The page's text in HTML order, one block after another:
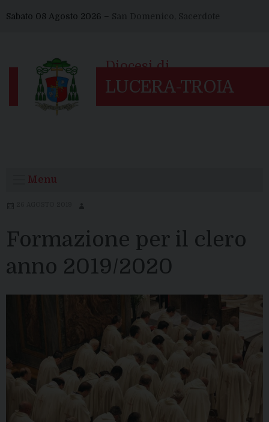
toSabato 08 Agosto 2026 – San Domenico, Sacerdote
Menu
Formazione per il clero
anno 2019/2020